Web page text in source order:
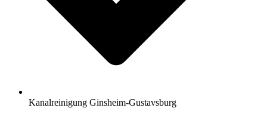
Kanalreinigung Ginsheim-Gustavsburg